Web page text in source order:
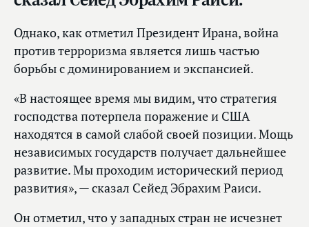
Однако, как отметил Президент Ирана, война
против терроризма является лишь частью
борьбы с доминированием и экспансией.
«В настоящее время мы видим, что стратегия
господства потерпела поражение и США
находятся в самой слабой своей позиции. Мощь
независимых государств получает дальнейшее
развитие. Мы проходим исторический период
развития», — сказал Сейед Эбрахим Раиси.
Он отметил, что у западных стран не исчезнет